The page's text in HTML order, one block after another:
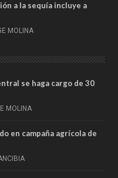
a la sequía incluye a
MOLINA
se haga cargo de 30
MOLINA
en campaña agrícola de